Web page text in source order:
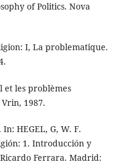
of Politics. Nova
I, La problematique.
et les problèmes
1987.
HEGEL, G, W. F.
1. Introducción y
Ferrara. Madrid: